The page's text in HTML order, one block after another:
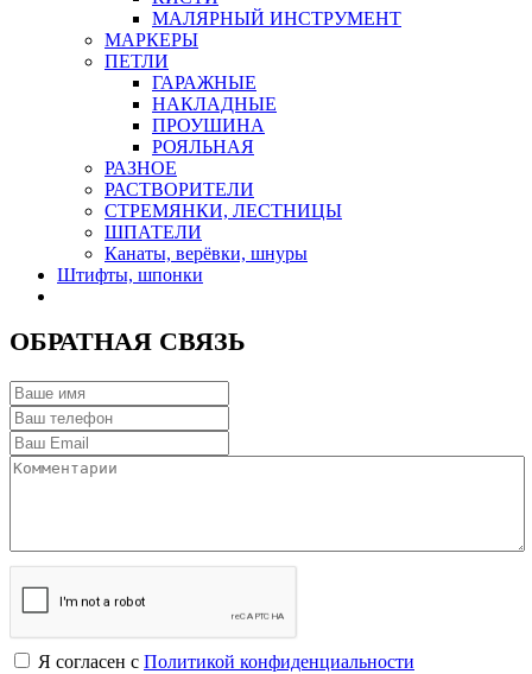
МАЛЯРНЫЙ ИНСТРУМЕНТ
МАРКЕРЫ
ПЕТЛИ
ГАРАЖНЫЕ
НАКЛАДНЫЕ
ПРОУШИНА
РОЯЛЬНАЯ
РАЗНОЕ
РАСТВОРИТЕЛИ
СТРЕМЯНКИ, ЛЕСТНИЦЫ
ШПАТЕЛИ
Канаты, верёвки, шнуры
Штифты, шпонки
ОБРАТНАЯ СВЯЗЬ
Я согласен с Политикой конфиденциальности